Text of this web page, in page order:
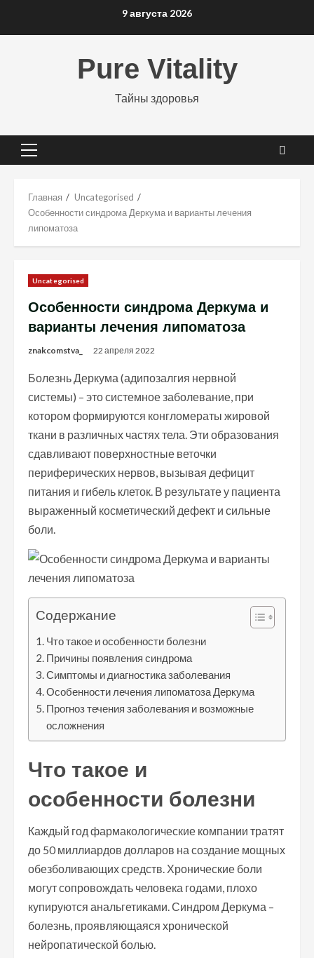
9 августа 2026
Pure Vitality
Тайны здоровья
Основное
Главная
Uncategorised
Особенности синдрома Деркума и варианты лечения
липоматоза
Uncategorised
Особенности синдрома Деркума и
варианты лечения липоматоза
znakcomstva_ 22 апреля 2022
Болезнь Деркума (адипозалгия нервной
системы) – это системное заболевание, при
котором формируются конгломераты жировой
ткани в различных частях тела. Эти образования
сдавливают поверхностные веточки
периферических нервов, вызывая дефицит
питания и гибель клеток. В результате у пациента
выраженный косметический дефект и сильные
боли.
Содержание
Что такое и особенности болезни
Причины появления синдрома
Симптомы и диагностика заболевания
Особенности лечения липоматоза Деркума
Прогноз течения заболевания и возможные
осложнения
Что такое и
особенности болезни
Каждый год фармакологические компании тратят
до 50 миллиардов долларов на создание мощных
обезболивающих средств. Хронические боли
могут сопровождать человека годами, плохо
купируются анальгетиками. Синдром Деркума –
болезнь, проявляющаяся хронической
нейропатической болью.